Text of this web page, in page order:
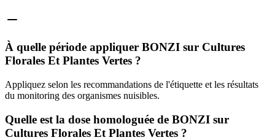
À quelle période appliquer BONZI sur Cultures
Florales Et Plantes Vertes ?
Appliquez selon les recommandations de l'étiquette et les résultats
du monitoring des organismes nuisibles.
Quelle est la dose homologuée de BONZI sur
Cultures Florales Et Plantes Vertes ?